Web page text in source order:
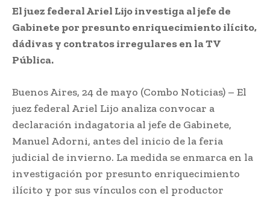
El juez federal Ariel Lijo investiga al jefe de
Gabinete por presunto enriquecimiento ilícito,
dádivas y contratos irregulares en la TV
Pública.
Buenos Aires, 24 de mayo (Combo Noticias) – El
juez federal Ariel Lijo analiza convocar a
declaración indagatoria al jefe de Gabinete,
Manuel Adorni, antes del inicio de la feria
judicial de invierno. La medida se enmarca en la
investigación por presunto enriquecimiento
ilícito y por sus vínculos con el productor